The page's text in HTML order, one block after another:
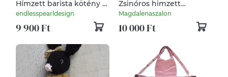
Hímzett barista kötény "
teashop"
endlesspearldesign
9 900 Ft
Zsinóros himzett
menyecske, tánc
kötények.
Magdalenaszalon
10 000 Ft